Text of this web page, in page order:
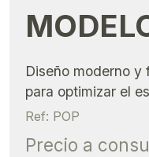
Diseño moderno
para optimizar el
Ref: POP
Precio a